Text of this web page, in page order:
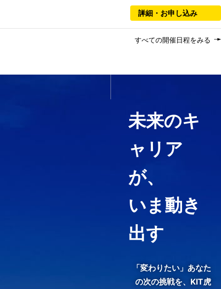
詳細・お申し込み
すべての開催日程をみる
未来のキ
ャリア
が、
いま動き
出す
「変わりたい」あなた
の次の挑戦を、 KIT虎